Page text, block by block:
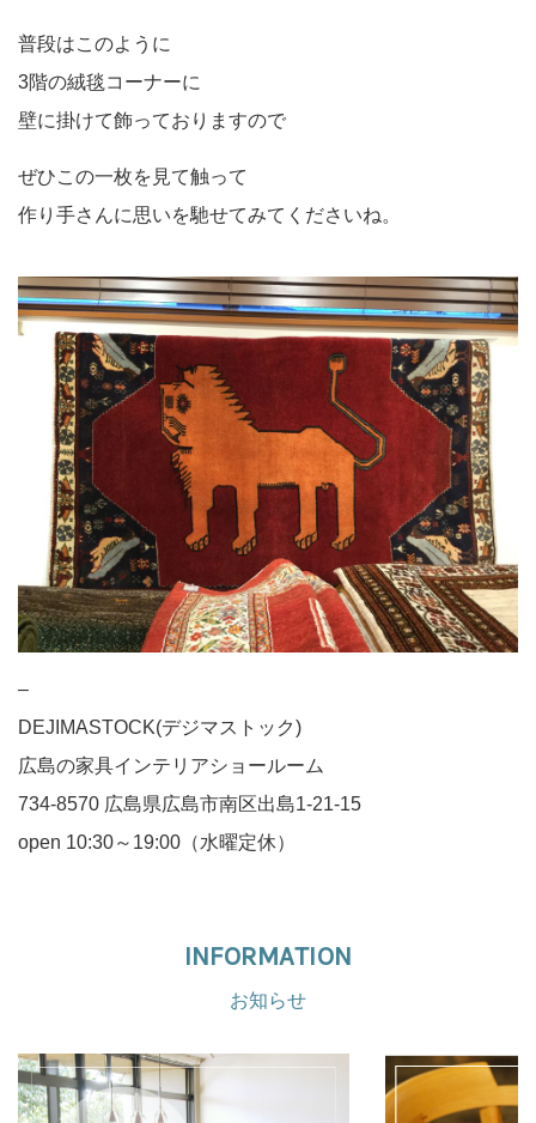
普段はこのように
3階の絨毯コーナーに
壁に掛けて飾っておりますので
ぜひこの一枚を見て触って
作り手さんに思いを馳せてみてくださいね。
–
DEJIMASTOCK(デジマストック)
広島の家具インテリアショールーム
734-8570 広島県広島市南区出島1-21-15
open 10:30～19:00（水曜定休）
INFORMATION
お知らせ